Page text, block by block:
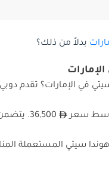
بدلاً من ذلك؟
في الإمارات؟ تقدم
سيتي المستعملة